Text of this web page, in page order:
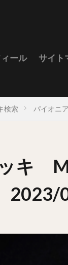
ール サイト
検索 パイオニ
キ
2023/